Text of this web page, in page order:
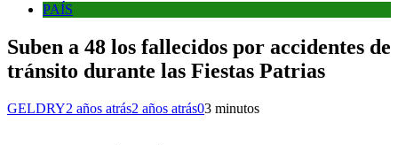
PAÍS
Suben a 48 los fallecidos por accidentes de
tránsito durante las Fiestas Patrias
GELDRY2 años atrás2 años atrás03 minutos